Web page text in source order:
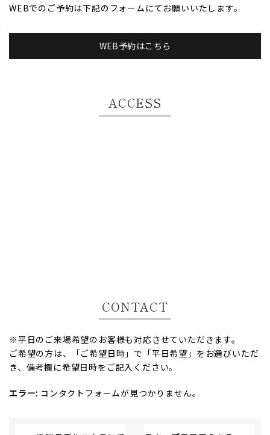
WEBでのご予約は下記のフォームにてお願いいたします。
WEB予約はこちら
ACCESS
CONTACT
※平日のご来場希望のお客様も対応させていただきます。
ご希望の方は、「ご希望日時」で「平日希望」をお選びいただ
き、備考欄に希望日時をご記入ください。
エラー: コンタクトフォームが見つかりません。